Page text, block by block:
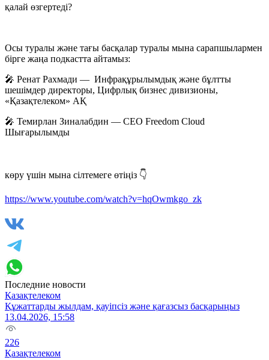
қалай өзгертеді?
Осы туралы және тағы басқалар туралы мына сарапшылармен
бірге жаңа подкастта айтамыз:
🎤 Ренат Рахмади — Инфрақұрылымдық және бұлтты
шешімдер директоры, Цифрлық бизнес дивизионы,
«Қазақтелеком» АҚ
🎤 Темирлан Зиналабдин — CEO Freedom Cloud
Шығарылымды
көру үшін мына сілтемеге өтіңіз 👇
https://www.youtube.com/watch?v=hqOwmkgo_zk
Последние новости
Қазақтелеком
Құжаттарды жылдам, қауіпсіз және қағазсыз басқарыңыз
13.04.2026, 15:58
226
Қазақтелеком